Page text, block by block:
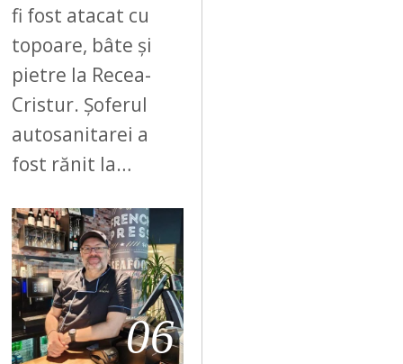
fi fost atacat cu
topoare, bâte și
pietre la Recea-
Cristur. Șoferul
autosanitarei a
fost rănit la…
06